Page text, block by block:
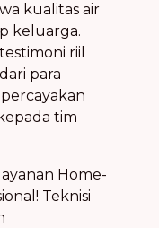
kualitas air
keluarga.
riil
para
tim
Home-
Teknisi